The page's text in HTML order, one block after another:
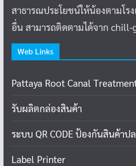
สาธารณประโยชน์ให้น้องตามโร
อื่น สามารถติดตามได้จาก chill-
Web Links
Pattaya Root Canal
รับผลิตกล่องสินค้า
ระบบ QR CODE ป้องกันสินค้าป
Label Printer